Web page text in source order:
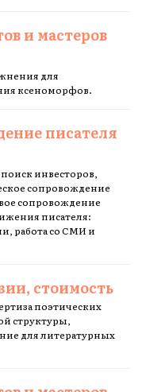
и мастеров
для
ксеноморфов.
писателя
инвесторов,
сопровождение
сопровождение
писателя:
работа со СМИ и
стоимость
поэтических
структуры,
для литературных